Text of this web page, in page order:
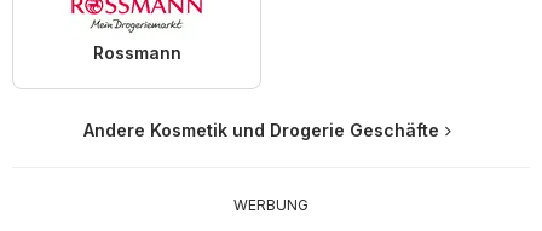
Rossmann
Andere Kosmetik und Drogerie Geschäfte
WERBUNG